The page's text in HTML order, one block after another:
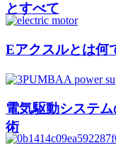
とすべて
Eアクスルとは何
電気駆動システ
術